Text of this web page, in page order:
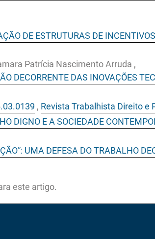
DE ESTRUTURAS DE INCENTIVOS
Patrícia Nascimento Arruda ,
DECORRENTE DAS INOVAÇÕES
, Revista Trabalhista Direito e
DIGNO E A SOCIEDADE
UMA DEFESA DO TRABALHO
este artigo.